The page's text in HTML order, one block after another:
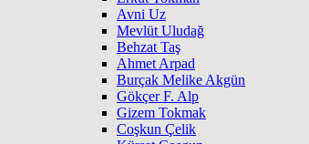
Avni Uz
Mevlüt Uludağ
Behzat Taş
Ahmet Arpad
Burçak Melike Akgün
Gökçer F. Alp
Gizem Tokmak
Coşkun Çelik